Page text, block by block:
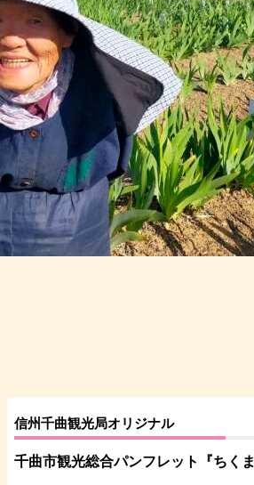
信州千曲観光局オリジナル
千曲市観光総合パンフレット 『ちくま